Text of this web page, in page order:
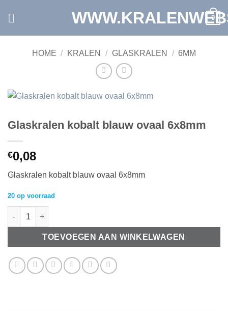
0
HOME / KRALEN / GLASKRALEN / 6MM
Glaskralen kobalt blauw ovaal 6x8mm
€0,08
Glaskralen kobalt blauw ovaal 6x8mm
20 op voorraad
Glaskralen kobalt blauw ovaal 6x8mm aantal
TOEVOEGEN AAN WINKELWAGEN